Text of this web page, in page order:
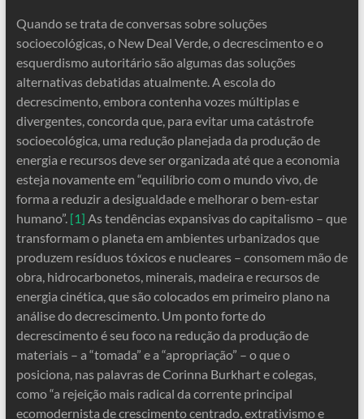
Quando se trata de conversas sobre soluções
socioecológicas, o New Deal Verde, o decrescimento e o
esquerdismo autoritário são algumas das soluções
alternativas debatidas atualmente. A escola do
decrescimento, embora contenha vozes múltiplas e
divergentes, concorda que, para evitar uma catástrofe
socioecológica, uma redução planejada da produção de
energia e recursos deve ser organizada até que a economia
esteja novamente em “equilíbrio com o mundo vivo, de
forma a reduzir a desigualdade e melhorar o bem-estar
humano”. [1] As tendências expansivas do capitalismo – que
transformam o planeta em ambientes urbanizados que
produzem resíduos tóxicos e nucleares – consomem mão de
obra, hidrocarbonetos, minerais, madeira e recursos de
energia cinética, que são colocados em primeiro plano na
análise do decrescimento. Um ponto forte do
decrescimento é seu foco na redução da produção de
materiais – a “tomada” e a “apropriação” – o que o
posiciona, nas palavras de Corinna Burkhart e colegas,
como “a rejeição mais radical da corrente principal
ecomodernista de crescimento centrado, extrativismo e